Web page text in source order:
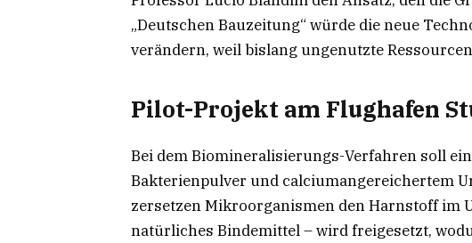
„Deutschen Bauzeitung“ würde die neue
verändern, weil bislang ungenutzte
Pilot-Projekt am Flughafen
Bei dem Biomineralisierungs-Verfahren soll
Bakterienpulver und calciumangereichertem
zersetzen Mikroorganismen den Harnstoff im
natürliches Bindemittel – wird freigesetzt,